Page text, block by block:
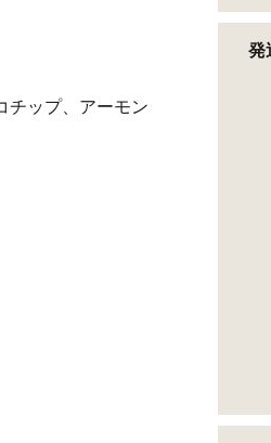
チップ、アーモン
発